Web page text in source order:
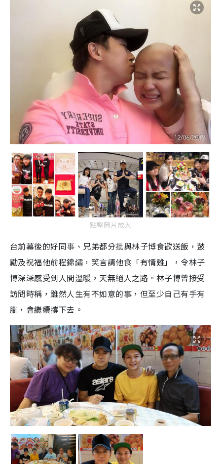
點擊圖片放大
台前幕後的好同事、兄弟都分批與林子博食歡送飯，鼓
勵及祝福他前程錦繡，笑言請他食「有情雞」，令林子
博深深感受到人間溫暖，天無絕人之路。林子博曾接受
訪問時稱，雖然人生有不如意的事，但至少自己有手有
腳，會繼續撐下去。